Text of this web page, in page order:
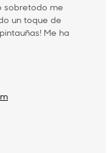
sobretodo me
un toque de
Me ha